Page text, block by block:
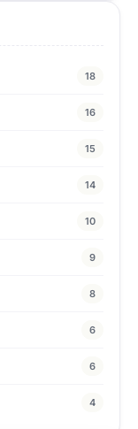
18
16
15
14
10
9
8
6
6
4